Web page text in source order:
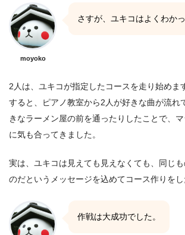
moyoko
さすが、ユキコはよくわかっ
2人は、ユキコが指定したコースを走り始めま
すると、ピアノ教室から2人が好きな曲が流れ
きなラーメン屋の前を通ったりしたことで、
に気も合ってきました。
実は、ユキコは見えても見えなくても、同じ
のだというメッセージを込めてコース作りをし
作戦は大成功でした。